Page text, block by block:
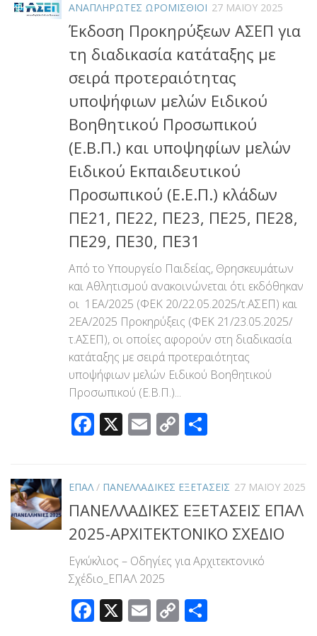
ΑΝΑΠΛΗΡΩΤΕΣ ΩΡΟΜΙΣΘΙΟΙ 27 ΜΑΪ́ΟΥ 2025
Έκδοση Προκηρύξεων ΑΣΕΠ για
τη διαδικασία κατάταξης με
σειρά προτεραιότητας
υποψήφιων μελών Ειδικού
Βοηθητικού Προσωπικού
(Ε.Β.Π.) και υποψηφίων μελών
Ειδικού Εκπαιδευτικού
Προσωπικού (Ε.Ε.Π.) κλάδων
ΠΕ21, ΠΕ22, ΠΕ23, ΠΕ25, ΠΕ28,
ΠΕ29, ΠΕ30, ΠΕ31
Από το Υπουργείο Παιδείας, Θρησκευμάτων
και Αθλητισμού ανακοινώνεται ότι εκδόθηκαν
οι 1ΕΑ/2025 (ΦΕΚ 20/22.05.2025/τ.ΑΣΕΠ) και
2ΕΑ/2025 Προκηρύξεις (ΦΕΚ 21/23.05.2025/
τ.ΑΣΕΠ), οι οποίες αφορούν στη διαδικασία
κατάταξης με σειρά προτεραιότητας
υποψήφιων μελών Ειδικού Βοηθητικού
Προσωπικού (Ε.Β.Π.)...
Facebook
X Email
Copy
ΕΠΑΛ/ ΠΑΝΕΛΛΑΔΙΚΕΣ ΕΞΕΤΑΣΕΙΣ 27 ΜΑΪ́ΟΥ 2025
ΠΑΝΕΛΛΑΔΙΚΕΣ ΕΞΕΤΑΣΕΙΣ ΕΠΑΛ
2025-ΑΡΧΙΤΕΚΤΟΝΙΚΟ ΣΧΕΔΙΟ
Εγκύκλιος – Οδηγίες για Αρχιτεκτονικό
Σχέδιο_ΕΠΑΛ 2025
Facebook
X Email
Copy